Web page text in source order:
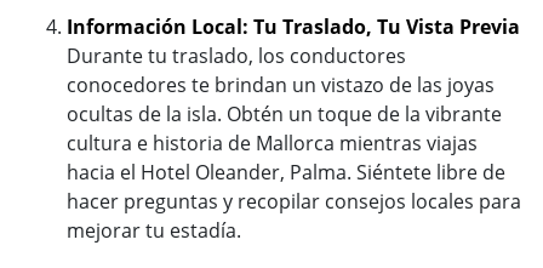
Información Local: Tu Traslado, Tu Vista Previa
Durante tu traslado, los conductores
conocedores te brindan un vistazo de las joyas
ocultas de la isla. Obtén un toque de la vibrante
cultura e historia de Mallorca mientras viajas
hacia el Hotel Oleander, Palma. Siéntete libre de
hacer preguntas y recopilar consejos locales para
mejorar tu estadía.